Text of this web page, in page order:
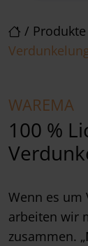
/ Produkte
WAREMA
100 %
Wenn es um
arbeiten wir
zusammen. „